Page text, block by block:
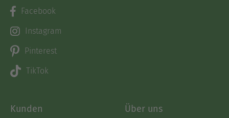
Facebook
Instagram
Pinterest
TikTok
Kunden Über uns